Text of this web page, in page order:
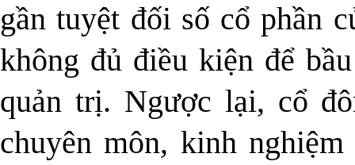
gần tuyệt đối số cổ phần
không đủ điều kiện để
quản trị. Ngược lại, cổ
chuyên môn, kinh